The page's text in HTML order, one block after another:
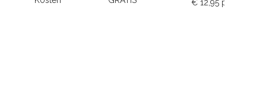
€ 12,95 p.m.